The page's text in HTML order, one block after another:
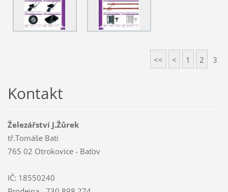
<< < 1 2 3
Kontakt
Železářství J.Žůrek
tř.Tomáše Bati
765 02 Otrokovice - Baťov
IČ: 18550240